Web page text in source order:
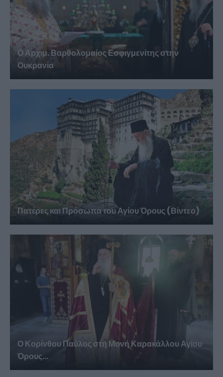
Ο Αρχιμ. Βαρθολομαίος Εσφιγμενίτης στην
Ουκρανία
Πατέρες και Πρόσωπα του Αγίου Όρους (Βίντεο)
Ο Κορίνθου Παύλος στη Μονή Καρακάλλου Αγίου
Όρους...